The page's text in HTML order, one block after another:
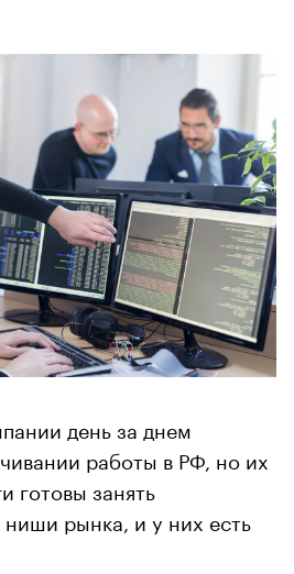
день за днем
работы в РФ, но их
готовы занять
рынка, и у них есть